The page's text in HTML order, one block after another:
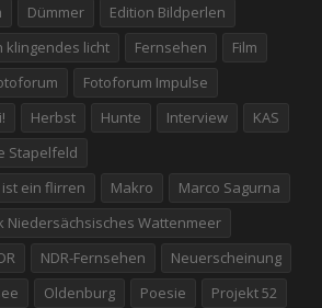
Dümmer
Edition Bildperlen
klingendes licht
Fernsehen
Film
Fotoforum Impulse
Herbst Hunte Interview
KAS
Stapelfeld
ein flirren
Makro
Marco Sagurna
Niedersächsisches Wattenmeer
NDR-Fernsehen
Neuerscheinung
Oldenburg Poesie Projekt 52